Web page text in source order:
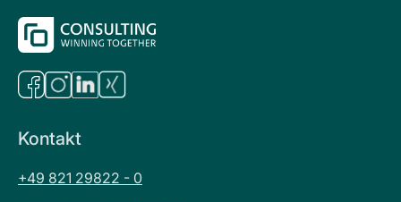
Kontakt
+49 821 29822 - 0